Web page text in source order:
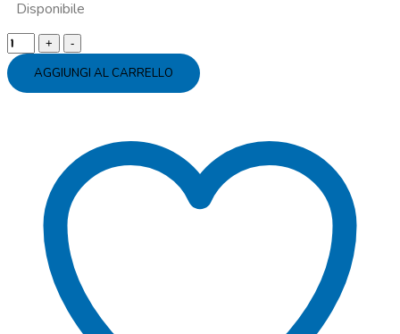
Disponibile
Palloncino
mylar
superAGGIUNGI AL CARRELLO